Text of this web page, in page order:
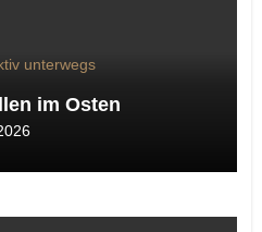
unterwegs
im Osten